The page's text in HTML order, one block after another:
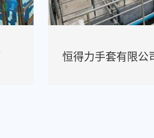
恒得力手套有限公